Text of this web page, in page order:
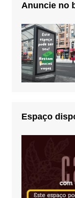
Anuncie no
Espaço